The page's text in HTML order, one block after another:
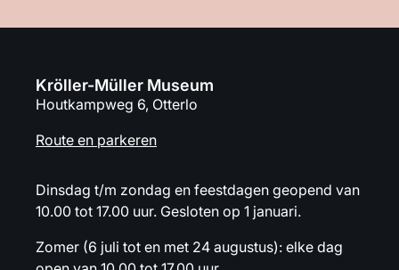
Kröller-Müller Museum
Houtkampweg 6, Otterlo
Route en parkeren
Dinsdag t/m zondag en feestdagen geopend van
10.00 tot 17.00 uur. Gesloten op 1 januari.
Zomer (6 juli tot en met 24 augustus): elke dag